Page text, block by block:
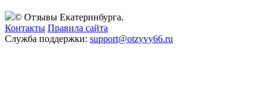
© Отзывы Екатеринбурга.
Контакты Правила сайта
Служба поддержки: support@otzyvy66.ru